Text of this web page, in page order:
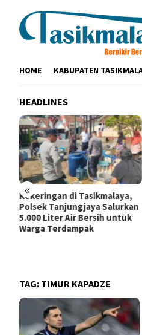
HOME KABUPATEN
HEADLINES
«
Kekeringan di Tasikmalaya,
Polsek Tanjungjaya Salurkan
5.000 Liter Air Bersih untuk
Warga Terdampak
TAG: TIMUR KAPADZE